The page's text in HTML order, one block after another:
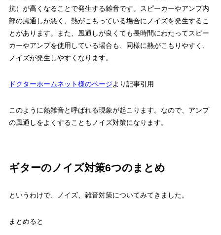
抗）が高くなることで発生する雑音です。スピーカーやアンプ内
部の風通しが悪く、熱がこもっている場合にノイズを発生するこ
とがあります。また、風通しが良くても長時間にわたってスピー
カーやアンプを使用している場合も、同様に熱がこもりやすく、
ノイズが発生しやすくなります。
ドクターホームネット様のページより記事引用
このように熱雑音と呼ばれる現象が起こります。なので、アンプ
の風通しをよくすることもノイズ対策になります。
ギターのノイズ対策6つのまとめ
というわけで、ノイズ、雑音対策についてみてきました。
まとめると